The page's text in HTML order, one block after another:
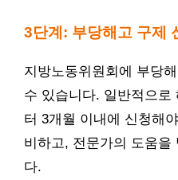
3단계: 부당해고 구제
지방노동위원회에 부당
수 있습니다. 일반적으로
터 3개월 이내에 신청해
비하고, 전문가의 도움을
다.